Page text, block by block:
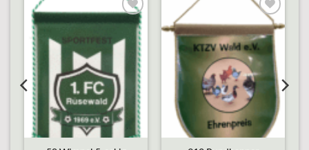
Add to
wishlist
Add to
wishlist